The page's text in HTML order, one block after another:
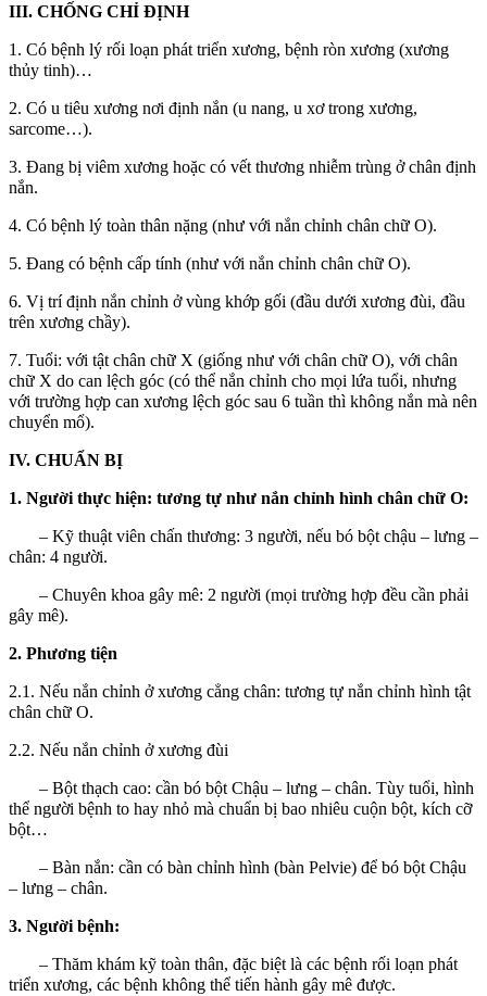
III. CHỐNG CHỈ ĐỊNH
1. Có bệnh lý rối loạn phát triển xương, bệnh ròn xương (xương
thủy tinh)…
2. Có u tiêu xương nơi định nắn (u nang, u xơ trong xương,
sarcome…).
3. Đang bị viêm xương hoặc có vết thương nhiễm trùng ở chân định
nắn.
4. Có bệnh lý toàn thân nặng (như với nắn chỉnh chân chữ O).
5. Đang có bệnh cấp tính (như với nắn chỉnh chân chữ O).
6. Vị trí định nắn chỉnh ở vùng khớp gối (đầu dưới xương đùi, đầu
trên xương chầy).
7. Tuổi: với tật chân chữ X (giống như với chân chữ O), với chân
chữ X do can lệch góc (có thể nắn chỉnh cho mọi lứa tuổi, nhưng
với trường hợp can xương lệch góc sau 6 tuần thì không nắn mà nên
chuyển mổ).
IV. CHUẨN BỊ
1. Người thực hiện: tương tự như nắn chỉnh hình chân chữ O:
– Kỹ thuật viên chấn thương: 3 người, nếu bó bột chậu – lưng –
chân: 4 người.
– Chuyên khoa gây mê: 2 người (mọi trường hợp đều cần phải
gây mê).
2. Phương tiện
2.1. Nếu nắn chỉnh ở xương cẳng chân: tương tự nắn chỉnh hình tật
chân chữ O.
2.2. Nếu nắn chỉnh ở xương đùi
– Bột thạch cao: cần bó bột Chậu – lưng – chân. Tùy tuổi, hình
thể người bệnh to hay nhỏ mà chuẩn bị bao nhiêu cuộn bột, kích cỡ
bột…
– Bàn nắn: cần có bàn chỉnh hình (bàn Pelvie) để bó bột Chậu
– lưng – chân.
3. Người bệnh:
– Thăm khám kỹ toàn thân, đặc biệt là các bệnh rối loạn phát
triển xương, các bệnh không thể tiến hành gây mê được.